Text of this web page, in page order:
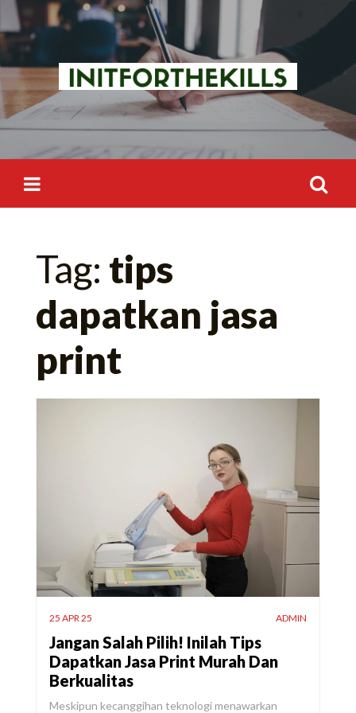
Skip
to
content
Tag: tips
dapatkan jasa
print
25 APR 25 ADMIN
Jangan Salah Pilih! Inilah Tips
Dapatkan Jasa Print Murah Dan
Berkualitas
Meskipun kecanggihan teknologi menawarkan